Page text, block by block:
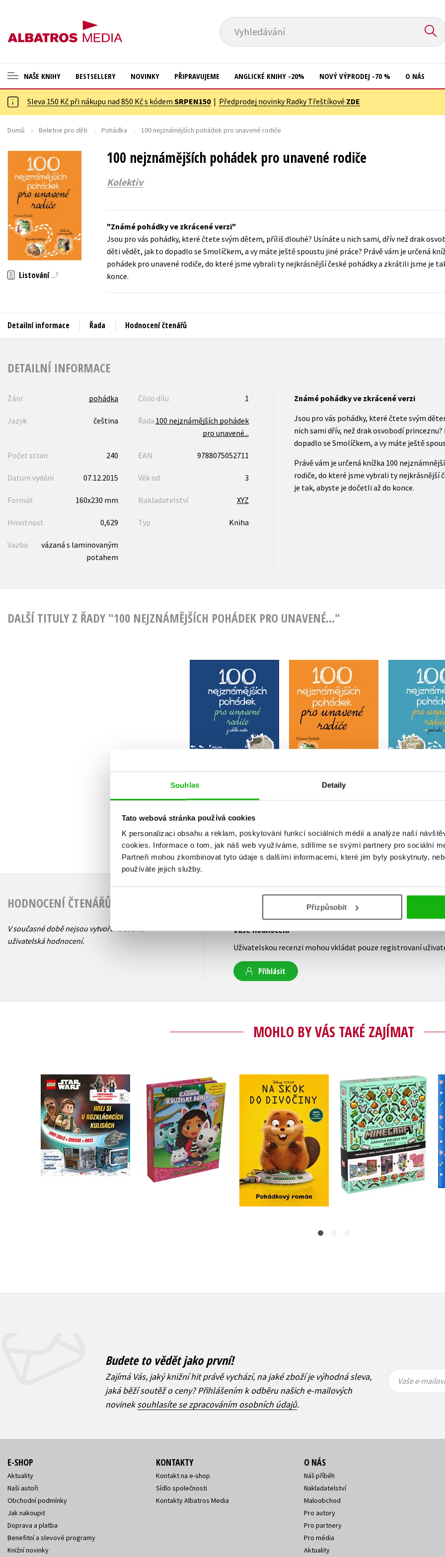
Souhlas Detaily
Tato webová stránka používá cookies
K personalizaci obsahu a reklam, poskytování funkcí sociálních médií a analýze naší
cookies. Informace o tom, jak náš web využíváme, sdílíme se svými partnery pro sociální
Partneři mohou zkombinovat tyto údaje s dalšími informacemi, které jim byly poskytnuty,
používáte jejich služby.
Přizpůsobit
Vyhledávání
NAŠE KNIHY
ANGLICKÉ KNIHY -20 %
NOVÝ VÝPRODEJ -70 %
ASTERIX S DÁRKEM
🎁DÁRKOVÉ PUBLIKACE
✉️ DÁRKOVÉ POUKAZY
Auto - moto
Beletrie pro děti
Cestování
Dárkové publikace
Digitální fotografie
Esoterika a duchovní svět
Hobby
Jazyky
Kalendáře
Kuchařky
New Adult
Ostatní
Populárně - naučné pro děti
Předškoláci
Učebnice
Young adult (SK)
Zahraniční literatura
BESTSELLERY NOVINKY PŘIPRAVUJEME ANGLICKÉ KNIHY -20% NOVÝ VÝPRODEJ -70 % O NÁS
Sleva 150 Kč při nákupu nad 850 Kč s kódem SRPEN150| Předprodej novinky Radky Třeštíkové ZDE
Domů Beletrie pro děti Pohádka 100 nejznámějších pohádek pro unavené rodiče
100 nejznámějších pohádek pro unavené rodiče
Kolektiv
Listování
Známé pohádky ve zkrácené verzi
Jsou pro vás pohádky, které čtete svým dětem, příliš dlouhé? Usínáte u nich sami, dřív než drak
děti vědět, jak to dopadlo se Smolíčkem, a vy máte ještě spoustu jiné práce? Právě vám je určená
pohádek pro unavené rodiče, do které jsme vybrali ty nejkrásnější české pohádky a zkrátili jsme je
konce.
Detailní informace Řada Hodnocení čtenářů
DETAILNÍ INFORMACE
Žánr pohádka Číslo dílu 1
Jazyk čeština Řada 100 nejznámějších pohádek
pro unavené...
Počet stran 240 EAN 9788075052711
Datum vydání 07.12.2015 Věk od 3
Formát 160x230 mm Nakladatelství XYZ
Hmotnost 0,629 Typ Kniha
Vazba
vázaná s laminovaným
potahem
Známé pohádky ve zkrácené verzi
Jsou pro vás pohádky, které čtete svým
nich sami dřív, než drak osvobodí
dopadlo se Smolíčkem, a vy máte ještě
Právě vám je určená knížka 100
rodiče, do které jsme vybrali ty nejkrásnější
je tak, abyste je dočetli až do konce.
DALŠÍ TITULY Z ŘADY "100 NEJZNÁMĚJŠÍCH POHÁDEK PRO UNAVENÉ..."
100 nejznámějších
pohádek pro unavené
rodiče: z celého světa
Michaela Tychtlová
100 nejznámějších
pohádek pro unavené
rodiče
Kolektiv
299 Kč
239 Kč
100
pohádek
rodiče
HODNOCENÍ ČTENÁŘŮ
V současné době nejsou vytvořena žádná
uživatelská hodnocení.
Vaše hodnocení
Uživatelskou recenzi mohou vkládat pouze registrovaní
Přihlásit
MOHLO BY VÁS TAKÉ ZAJÍMAT
LEGO® Star Wars™
Han Solo a Chewie v
akci
Kolektiv
Do košíku
Gábinin kouzelný
domek - Čti a hraj si s
námi
Kolektiv
Na skok do divočiny -
Pohádkový román
Kolektiv
Do košíku
269 Kč
215 Kč
Minecraft - Dárková
kolekce pro přežití
Kolektiv
Do košíku
479 Kč
Budete to vědět jako první!
Zajímá Vás, jaký knižní hit právě vychází, na jaké zboží je výhodná sleva,
jaká běží soutěž o ceny? Přihlášením k odběru našich e-mailových
novineksouhlasíte se zpracováním osobních údajů.
mailová
mailová
Vaše e-
E-SHOP
Aktuality
Naši autoři
Obchodní podmínky
Jak nakoupit
Doprava a platba
Benefitní a slevové programy
Knižní novinky
KONTAKTY
Kontakt na e-shop
Sídlo společnosti
Kontakty Albatros Media
O NÁS
Náš příběh
Nakladatelství
Maloobchod
Pro autory
Pro partnery
Pro média
Aktuality